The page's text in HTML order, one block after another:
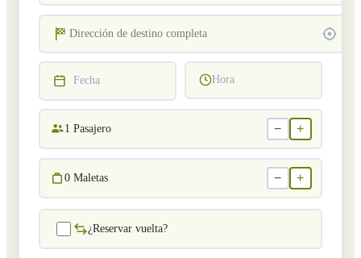
Fecha Hora
1 Pasajero − +
0 Maletas − +
¿Reservar vuelta?